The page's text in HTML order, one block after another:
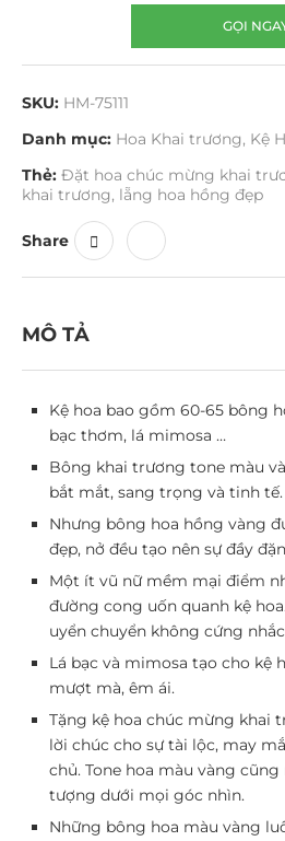
GỌI
SKU: HM-75111
Danh mục: Hoa Khai trương, Kệ
Thẻ: Đặt hoa chúc mừng khai
khai trương, lẵng hoa hồng đẹp
Share
MÔ TẢ
Kệ hoa bao gồm 60-65 bông
bạc thơm, lá mimosa …
Bông khai trương tone màu
bắt mắt, sang trọng và tinh tế.
Nhưng bông hoa hồng vàng
đẹp, nở đều tạo nên sự đầy
Một ít vũ nữ mềm mại điểm
đường cong uốn quanh kệ
uyển chuyển không cứng
Lá bạc và mimosa tạo cho kệ
mượt mà, êm ái.
Tặng kệ hoa chúc mừng khai
lời chúc cho sự tài lộc, may
chủ. Tone hoa màu vàng
tượng dưới mọi góc nhìn.
Những bông hoa màu vàng